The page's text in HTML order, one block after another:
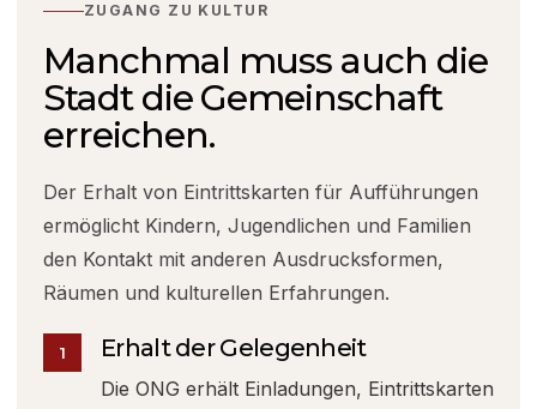
ZUGANG ZU KULTUR
Manchmal muss auch die
Stadt die Gemeinschaft
erreichen.
Der Erhalt von Eintrittskarten für Aufführungen
ermöglicht Kindern, Jugendlichen und Familien
den Kontakt mit anderen Ausdrucksformen,
Räumen und kulturellen Erfahrungen.
1 Erhalt der Gelegenheit
Die ONG erhält Einladungen, Eintrittskarten